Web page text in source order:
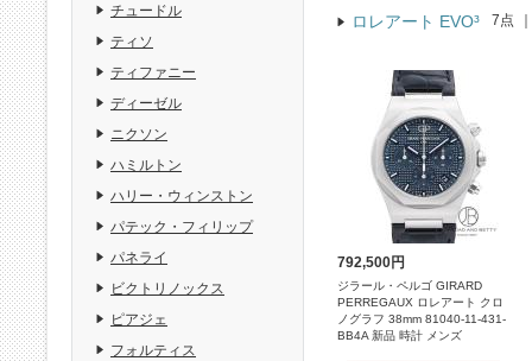
ロレアート EVO³ 7点
792,500円
ジラール・ペルゴ GIRARD
PERREGAUX ロレアート クロ
ノグラフ 38mm 81040-11-431-
BB4A 新品 時計 メンズ
チュードル
ティソ
ティファニー
ディーゼル
ニクソン
ハミルトン
ハリー・ウィンストン
パテック・フィリップ
パネライ
ビクトリノックス
ピアジェ
フォルティス